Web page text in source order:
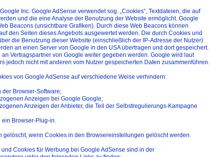
Inc. Google AdSense verwendet sog. „Cookies“, Textdateien, die auf
und die eine Analyse der Benutzung der Website ermöglicht. Google
Beacons (unsichtbare Grafiken). Durch diese Web Beacons können
den Seiten dieses Angebots ausgewertet werden. Die durch Cookies und
die Benutzung dieser Website (einschließlich der IP-Adresse der Nutzer)
an einen Server von Google in den USA übertragen und dort gespeichert.
Vertragspartner von Google weiter gegeben werden. Google wird laut
jedoch nicht mit anderen vom Nutzer gespeicherten Daten zusammenführen.
von Google AdSense auf verschiedene Weise verhindern:
Browser-Software;
Anzeigen bei Google Google;
Anzeigen der Anbieter, die Teil der Selbstregulierungs-Kampagne
Browser-Plug-in.
gelöscht, wenn Cookies in den Browsereinstellungen gelöscht werden.
Cookies für Werbung bei Google AdSense sind in der